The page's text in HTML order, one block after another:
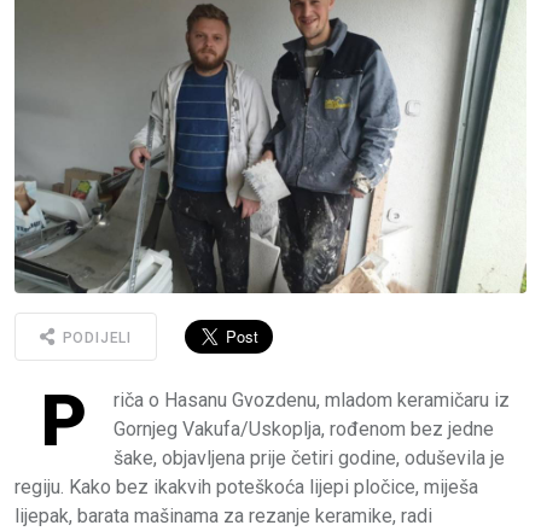
PODIJELI
P
riča o Hasanu Gvozdenu, mladom keramičaru iz
Gornjeg Vakufa/Uskoplja, rođenom bez jedne
šake, objavljena prije četiri godine, oduševila je
regiju. Kako bez ikakvih poteškoća lijepi pločice, miješa
lijepak, barata mašinama za rezanje keramike, radi